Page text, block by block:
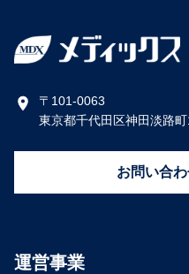
〒101-0063
東京都千代田区神田淡路
お問い合
運営事業